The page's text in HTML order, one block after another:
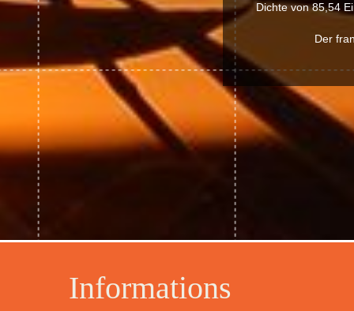
Informations
Dichte von 85,54
Der